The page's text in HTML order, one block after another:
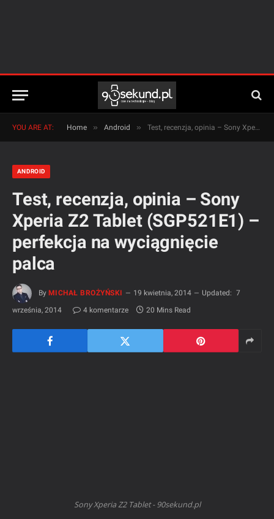
YOU ARE AT: Home » Android » Test, recenzja, opinia – Sony Xperia Z2 Tablet (SGP521E1) – perfekcja na wyciągnięcie palca
ANDROID
Test, recenzja, opinia – Sony
Xperia Z2 Tablet (SGP521E1) –
perfekcja na wyciągnięcie
palca
By MICHAŁ BROŻYŃSKI 19 kwietnia, 2014 Updated: 7
września, 2014
4 komentarze 20 Mins Read
Sony Xperia Z2 Tablet - 90sekund.pl